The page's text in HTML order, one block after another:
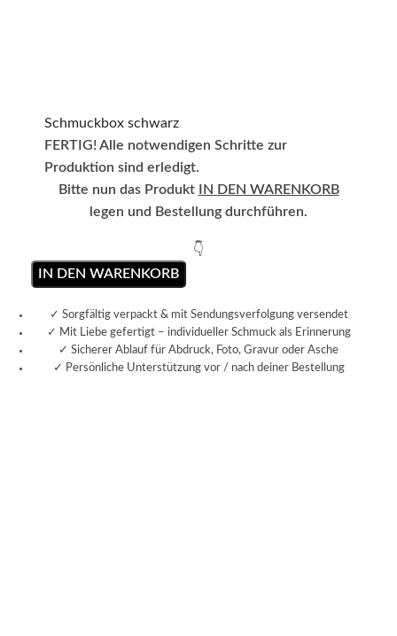
Schmuckbox schwarz
FERTIG! Alle notwendigen Schritte zur
Produktion sind erledigt.
Bitte nun das Produkt IN DEN WARENKORB
legen und Bestellung durchführen.
👇
IN DEN WARENKORB
✓ Sorgfältig verpackt & mit Sendungsverfolgung versendet
✓ Mit Liebe gefertigt – individueller Schmuck als Erinnerung
✓ Sicherer Ablauf für Abdruck, Foto, Gravur oder Asche
✓ Persönliche Unterstützung vor / nach deiner Bestellung